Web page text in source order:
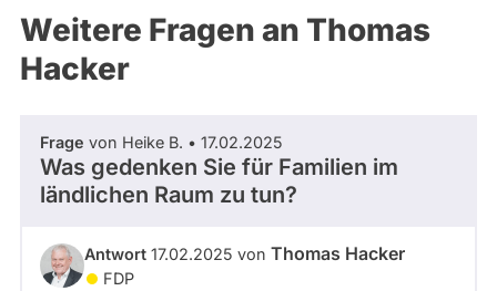
Weitere Fragen an Thomas
Hacker
Frage von Heike B. • 17.02.2025
Was gedenken Sie für Familien im
ländlichen Raum zu tun?
Antwort 17.02.2025 von Thomas Hacker
FDP